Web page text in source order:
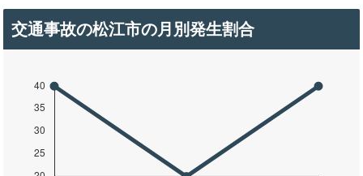
交通事故の松江市の月別発生割合